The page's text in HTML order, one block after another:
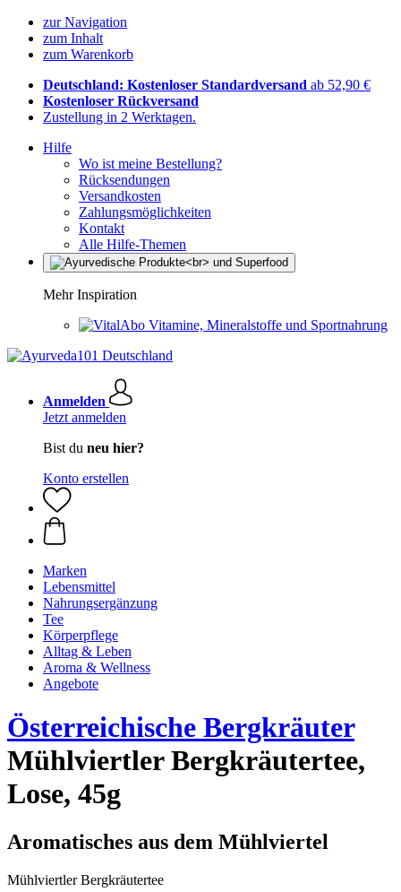
zur Navigation
zum Inhalt
zum Warenkorb
Deutschland: Kostenloser Standardversand ab 52,90 €
Kostenloser Rückversand
Zustellung in 2 Werktagen.
Hilfe
Wo ist meine Bestellung?
Rücksendungen
Versandkosten
Zahlungsmöglichkeiten
Kontakt
Alle Hilfe-Themen
Mehr Inspiration
Vitamine, Mineralstoffe und Sportnahrung
Anmelden
Jetzt anmelden
Bist du neu hier?
Konto erstellen
Marken
Lebensmittel
Nahrungsergänzung
Tee
Körperpflege
Alltag & Leben
Aroma & Wellness
Angebote
Österreichische Bergkräuter
Mühlviertler Bergkräutertee,
Lose, 45g
Aromatisches aus dem Mühlviertel
Mühlviertler Bergkräutertee